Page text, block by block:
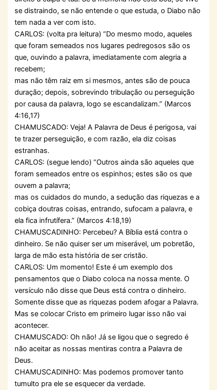
se distraindo, se não entende o que estuda, o Diabo não
tem nada a ver com isto.
CARLOS: (volta pra leitura) “Do mesmo modo, aqueles
que foram semeados nos lugares pedregosos são os
que, ouvindo a palavra, imediatamente com alegria a
recebem;
mas não têm raiz em si mesmos, antes são de pouca
duração; depois, sobrevindo tribulação ou perseguição
por causa da palavra, logo se escandalizam.” (Marcos
4:16,17)
CHAMUSCADO: Veja! A Palavra de Deus é perigosa, vai
te trazer perseguição, e com razão, ela diz coisas
estranhas.
CARLOS: (segue lendo) “Outros ainda são aqueles que
foram semeados entre os espinhos; estes são os que
ouvem a palavra;
mas os cuidados do mundo, a sedução das riquezas e a
cobiça doutras coisas, entrando, sufocam a palavra, e
ela fica infrutífera.” (Marcos 4:18,19)
CHAMUSCADINHO: Percebeu? A Bíblia está contra o
dinheiro. Se não quiser ser um miserável, um pobretão,
larga de mão esta história de ser cristão.
CARLOS: Um momento! Este é um exemplo dos
pensamentos que o Diabo coloca na nossa mente. O
versículo não disse que Deus está contra o dinheiro.
Somente disse que as riquezas podem afogar a Palavra.
Mas se colocar Cristo em primeiro lugar isso não vai
acontecer.
CHAMUSCADO: Oh não! Já se ligou que o segredo é
não aceitar as nossas mentiras contra a Palavra de
Deus.
CHAMUSCADINHO: Mas podemos promover tanto
tumulto pra ele se esquecer da verdade.